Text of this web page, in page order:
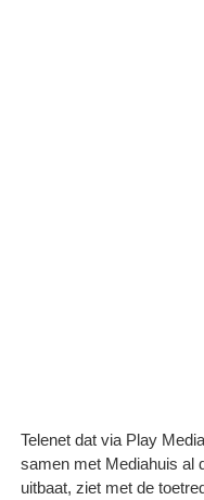
Telenet dat via Play
samen met Mediahuis al
uitbaat, ziet met de